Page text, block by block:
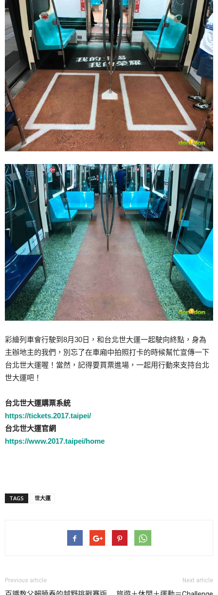
彩繪列車會行駛到8月30日，和台北世大運一起駛向終點，身為
主辦地主的我們，別忘了在車廂中拍照打卡的時候幫忙宣傳一下
台北世大運喔！當然，記得要買票進場，一起用行動來支持台北
世大運吧！
台北世大運購票系統
https://tickets.2017.taipei/
台北世大運官網
https://www.2017.taipei/home
TAGS 世大運
Previous article Next article